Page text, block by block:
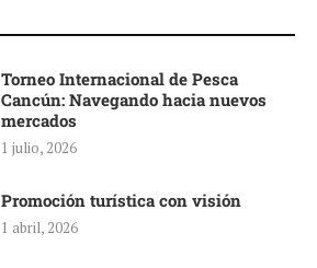
Torneo Internacional de Pesca
Cancún: Navegando hacia nuevos
mercados
1 julio, 2026
Promoción turística con visión
1 abril, 2026